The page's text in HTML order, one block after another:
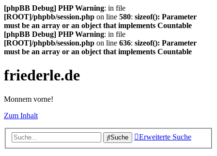
[phpBB Debug] PHP Warning: in file
[ROOT]/phpbb/session.php on line 580: sizeof(): Parameter
must be an array or an object that implements Countable
[phpBB Debug] PHP Warning: in file
[ROOT]/phpbb/session.php on line 636: sizeof(): Parameter
must be an array or an object that implements Countable
friederle.de
Monnem vorne!
Zum Inhalt
Suche Erweiterte Suche